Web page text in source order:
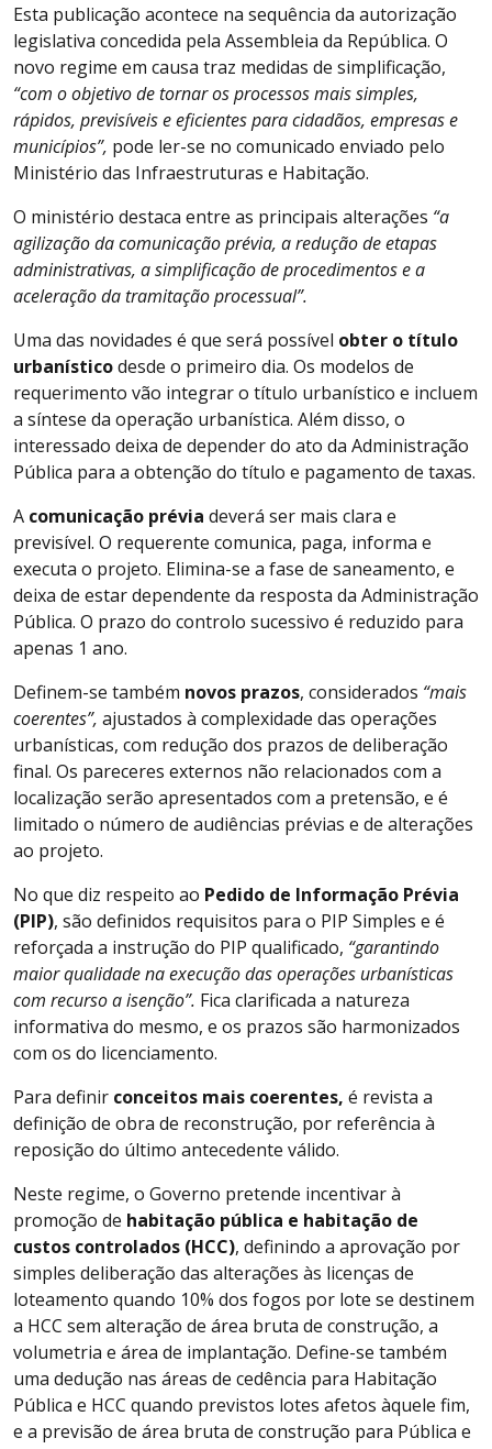
Esta publicação acontece na sequência da autorização
legislativa concedida pela Assembleia da República. O
novo regime em causa traz medidas de simplificação,
“com o objetivo de tornar os processos mais simples,
rápidos, previsíveis e eficientes para cidadãos, empresas e
municípios”, pode ler-se no comunicado enviado pelo
Ministério das Infraestruturas e Habitação.
O ministério destaca entre as principais alterações “a
agilização da comunicação prévia, a redução de etapas
administrativas, a simplificação de procedimentos e a
aceleração da tramitação processual”.
Uma das novidades é que será possível obter o título
urbanísticodesde o primeiro dia. Os modelos de
requerimento vão integrar o título urbanístico e incluem
a síntese da operação urbanística. Além disso, o
interessado deixa de depender do ato da Administração
Pública para a obtenção do título e pagamento de taxas.
A comunicação prévia deverá ser mais clara e
previsível. O requerente comunica, paga, informa e
executa o projeto. Elimina-se a fase de saneamento, e
deixa de estar dependente da resposta da Administração
Pública. O prazo do controlo sucessivo é reduzido para
apenas 1 ano.
Definem-se também novos prazos, considerados “mais
coerentes”, ajustados à complexidade das operações
urbanísticas, com redução dos prazos de deliberação
final. Os pareceres externos não relacionados com a
localização serão apresentados com a pretensão, e é
limitado o número de audiências prévias e de alterações
ao projeto.
No que diz respeito ao Pedido de Informação Prévia
(PIP), são definidos requisitos para o PIP Simples e é
reforçada a instrução do PIP qualificado, “garantindo
maior qualidade na execução das operações urbanísticas
com recurso a isenção”. Fica clarificada a natureza
informativa do mesmo, e os prazos são harmonizados
com os do licenciamento.
Para definir conceitos mais coerentes, é revista a
definição de obra de reconstrução, por referência à
reposição do último antecedente válido.
Neste regime, o Governo pretende incentivar à
promoção de habitação pública e habitação de
custos controlados (HCC), definindo a aprovação por
simples deliberação das alterações às licenças de
loteamento quando 10% dos fogos por lote se destinem
a HCC sem alteração de área bruta de construção, a
volumetria e área de implantação. Define-se também
uma dedução nas áreas de cedência para Habitação
Pública e HCC quando previstos lotes afetos àquele fim,
e a previsão de área bruta de construção para Pública e